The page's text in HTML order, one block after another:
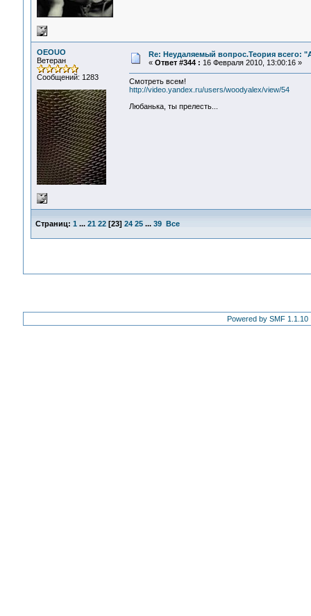
OEOUO
Ветеран
Сообщений: 1283
Re: Неудаляемый вопрос.Теория всего:
« Ответ #344 : 16 Февраля 2010, 13:00:16 »
Смотреть всем!
http://video.yandex.ru/users/woodyalex/view/54
Любанька, ты прелесть...
Страниц: 1 ... 21 22[23] 24 25 ... 39 Все
Powered by SMF 1.1.10